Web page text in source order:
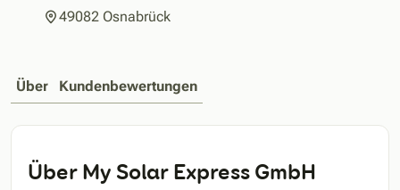
49082 Osnabrück
Über Kundenbewertungen
Über My Solar Express GmbH